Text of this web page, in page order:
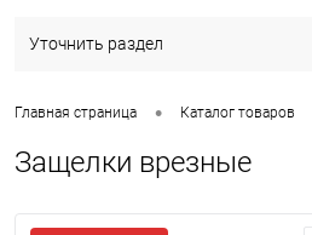
Уточнить раздел
Главная страница • Каталог товаров
Защелки врезные